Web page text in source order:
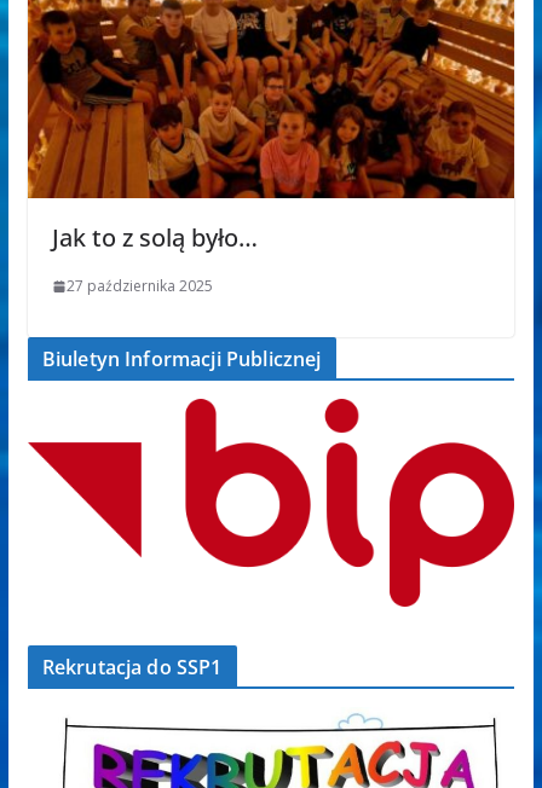
Jak to z solą było…
27 października 2025
Biuletyn Informacji Publicznej
Rekrutacja do SSP1